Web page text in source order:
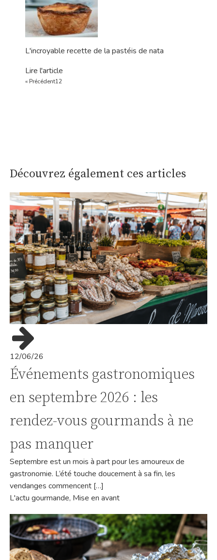
L'incroyable recette de la pastéis de nata
Lire l'article
« Précédent12
Découvrez également ces articles
12/06/26
Événements gastronomiques
en septembre 2026 : les
rendez-vous gourmands à ne
pas manquer
Septembre est un mois à part pour les amoureux de
gastronomie. L’été touche doucement à sa fin, les
vendanges commencent […]
L'actu gourmande, Mise en avant